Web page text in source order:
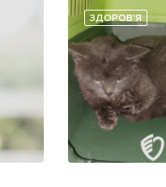
ЗДОРОВ'Я